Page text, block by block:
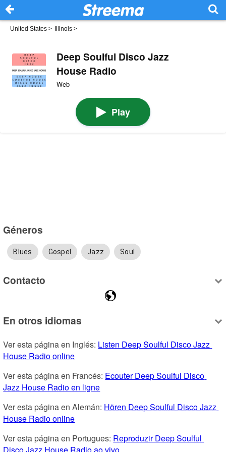
United States > Illinois >
Deep Soulful Disco Jazz
House Radio
Web
Play
Géneros
Blues Gospel Jazz Soul
Contacto
En otros idiomas
Ver esta página en Inglés: Listen Deep Soulful Disco Jazz
House Radio online
Ver esta página en Francés: Ecouter Deep Soulful Disco
Jazz House Radio en ligne
Ver esta página en Alemán: Hören Deep Soulful Disco Jazz
House Radio online
Ver esta página en Portugues: Reproduzir Deep Soulful
Disco Jazz House Radio ao vivo